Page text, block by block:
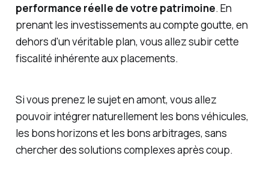
performance réelle de votre patrimoine. En
prenant les investissements au compte goutte, en
dehors d'un véritable plan, vous allez subir cette
fiscalité inhérente aux placements.
Si vous prenez le sujet en amont, vous allez
pouvoir intégrer naturellement les bons véhicules,
les bons horizons et les bons arbitrages, sans
chercher des solutions complexes après coup.